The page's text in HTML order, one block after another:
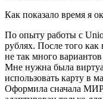
Как показало время я
По опыту работы с
рублях. После того
не так много
Мне нужна была
использовать карту в
Оформила сначала